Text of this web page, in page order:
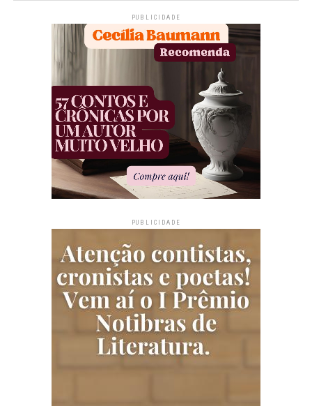
PUBLICIDADE
PUBLICIDADE